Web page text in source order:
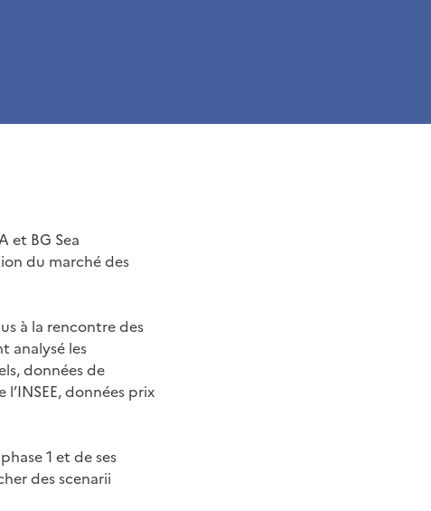
et BG Sea
du marché des
à la rencontre des
analysé les
données de
données prix
1 et de ses
des scenarii